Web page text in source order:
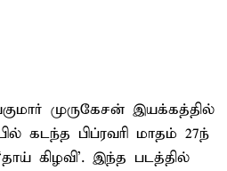
முருகேசன் இயக்கத்தில்
கடந்த பிப்ரவரி மாதம் 27ந்
கிழவி’. இந்த படத்தில்